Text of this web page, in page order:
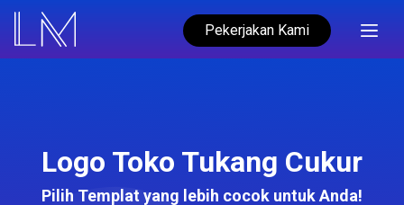
Pekerjakan Kami
Logo Toko Tukang Cukur
Pilih Templat yang lebih cocok untuk Anda!